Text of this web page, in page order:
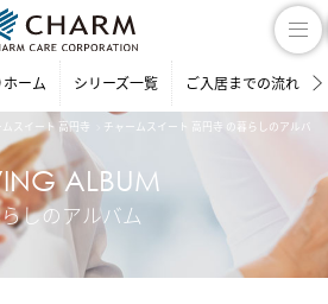
ーム シリーズ一覧 ご入居までの流れ
ムスイート 高円寺 チャームスイート 高円寺 の暮らしのアルバム
ALBUM
しのアルバム